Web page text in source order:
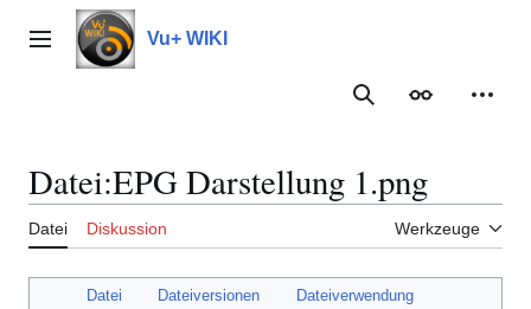
Inhalt
springenHauptmenü Vu+ WIKI
Suche
Datei:EPG Darstellung 1.png
Datei Diskussion Werkzeuge
Datei Dateiversionen Dateiverwendung